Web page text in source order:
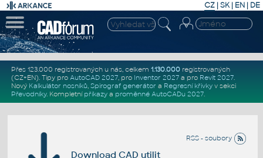
CZ | SK| EN | DE
Přes 123.000 registrovaných u nás, celkem 1.130.000registrovaných
(CZ+EN). Tipy pro AutoCAD 2027, pro Inventor 2027a pro Revit 2027.
Nový Kalkulátor nosníků, Spirograf generátor a Regresní křivkyv sekci
Převodníky. Kompletní příkazya proměnné AutoCADu 2027.
RSS - soubory
Download CAD utilit